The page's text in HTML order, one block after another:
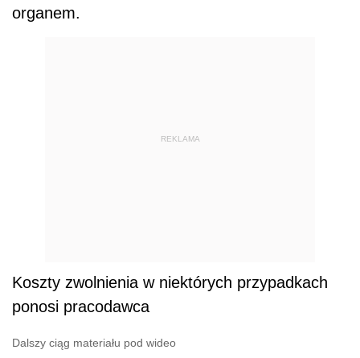
organem.
REKLAMA
Koszty zwolnienia w niektórych przypadkach
ponosi pracodawca
Dalszy ciąg materiału pod wideo